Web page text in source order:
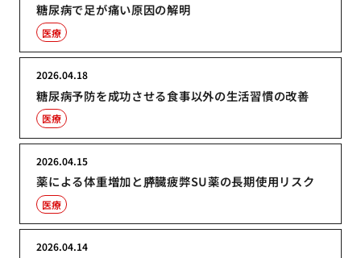
糖尿病で足が痛い原因の解明
医療
糖尿病予防を成功させる食事以外の生活習慣の改善
2026.04.18
医療
薬による体重増加と膵臓疲弊SU薬の長期使用リスク
2026.04.15
医療
2026.04.14